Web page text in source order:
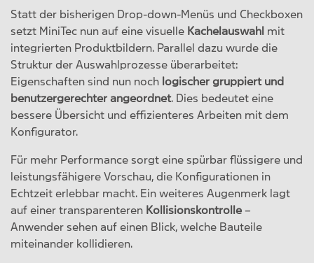
Statt der bisherigen Drop-down-Menüs und Checkboxen
setzt MiniTec nun auf eine visuelle Kachelauswahl mit
integrierten Produktbildern. Parallel dazu wurde die
Struktur der Auswahlprozesse überarbeitet:
Eigenschaften sind nun noch logischer gruppiert und
benutzergerechter angeordnet. Dies bedeutet eine
bessere Übersicht und effizienteres Arbeiten mit dem
Konfigurator.
Für mehr Performance sorgt eine spürbar flüssigere und
leistungsfähigere Vorschau, die Konfigurationen in
Echtzeit erlebbar macht. Ein weiteres Augenmerk lagt
auf einer transparenteren Kollisionskontrolle –
Anwender sehen auf einen Blick, welche Bauteile
miteinander kollidieren.